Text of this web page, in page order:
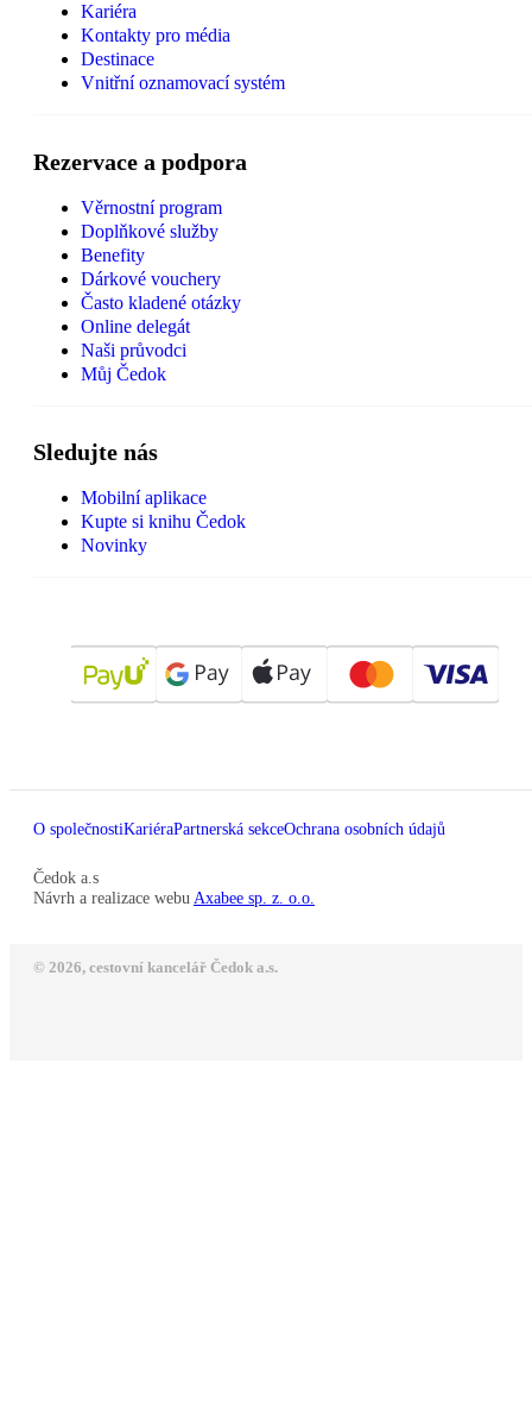
Kariéra
Kontakty pro média
Destinace
Vnitřní oznamovací systém
Rezervace a podpora
Věrnostní program
Doplňkové služby
Benefity
Dárkové vouchery
Často kladené otázky
Online delegát
Naši průvodci
Můj Čedok
Sledujte nás
Mobilní aplikace
Kupte si knihu Čedok
Novinky
O společnostiKariéraPartnerská sekceOchrana osobních údajů
Čedok a.s
Návrh a realizace webu Axabee sp. z. o.o.
© 2026, cestovní kancelář Čedok a.s.